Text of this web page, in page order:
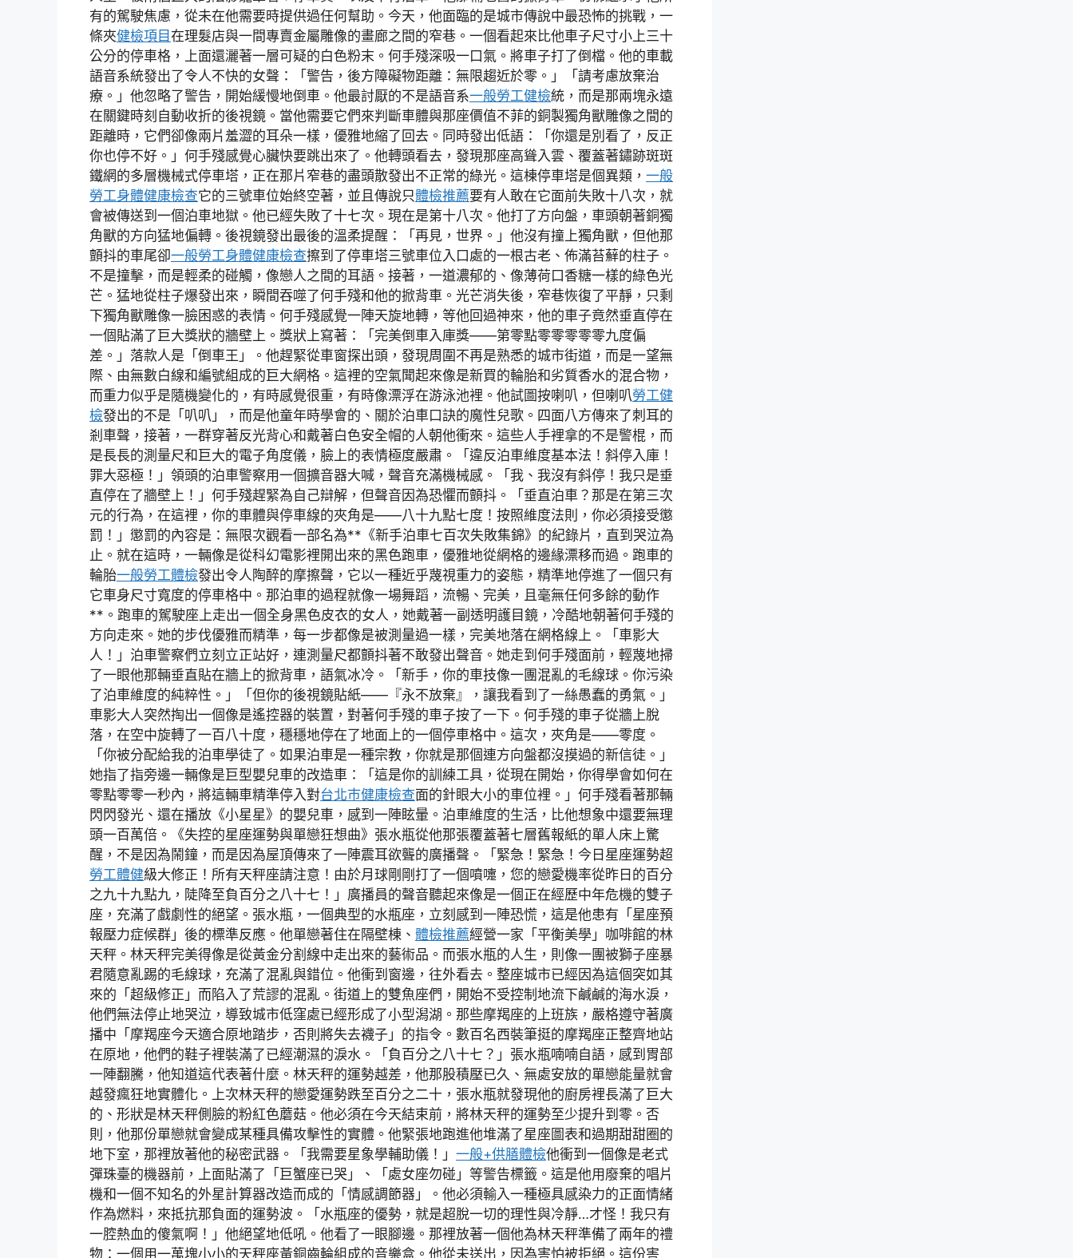
有的駕駛焦慮，從未在他需要時提供過任何幫助。今天，他面臨的是城市傳說中最恐怖的挑戰，一
條夾健檢項目 在理髮店與一間專賣金屬雕像的畫廊之間的窄巷。一個看起來比他車子尺寸小上三十
公分的停車格，上面還灑著一層可疑的白色粉末。何手殘深吸一口氣。將車子打了倒檔。他的車載
語音系統發出了令人不快的女聲：「警告，後方障礙物距離：無限趨近於零。」「請考慮放棄治
療。」他忽略了警告，開始緩慢地倒車。他最討厭的不是語音系一般勞工健檢統，而是那兩塊永遠
在關鍵時刻自動收折的後視鏡。當他需要它們來判斷車體與那座價值不菲的銅製獨角獸雕像之間的
距離時，它們卻像兩片羞澀的耳朵一樣，優雅地縮了回去。同時發出低語：「你還是別看了，反正
你也停不好。」何手殘感覺心臟快要跳出來了。他轉頭看去，發現那座高聳入雲、覆蓋著鏽跡斑斑
鐵網的多層機械式停車塔，正在那片窄巷的盡頭散發出不正常的綠光。這棟停車塔是個異類， 一般
勞工身體健康檢查它的三號車位始終空著，並且傳說只體檢推薦要有人敢在它面前失敗十八次，就
會被傳送到一個泊車地獄。他已經失敗了十七次。現在是第十八次。他打了方向盤，車頭朝著銅獨
角獸的方向猛地偏轉。後視鏡發出最後的溫柔提醒：「再見，世界。」他沒有撞上獨角獸，但他那
顫抖的車尾卻一般勞工身體健康檢查擦到了停車塔三號車位入口處的一根古老、佈滿苔蘚的柱子。
不是撞擊，而是輕柔的碰觸，像戀人之間的耳語。接著，一道濃郁的、像薄荷口香糖一樣的綠色光
芒。猛地從柱子爆發出來，瞬間吞噬了何手殘和他的掀背車。光芒消失後，窄巷恢復了平靜，只剩
下獨角獸雕像一臉困惑的表情。何手殘感覺一陣天旋地轉，等他回過神來，他的車子竟然垂直停在
一個貼滿了巨大獎狀的牆壁上。獎狀上寫著：「完美倒車入庫獎——第零點零零零零零九度偏
差。」落款人是「倒車王」。他趕緊從車窗探出頭，發現周圍不再是熟悉的城市街道，而是一望無
際、由無數白線和編號組成的巨大網格。這裡的空氣聞起來像是新買的輪胎和劣質香水的混合物，
而重力似乎是隨機變化的，有時感覺很重，有時像漂浮在游泳池裡。他試圖按喇叭，但喇叭勞工健
檢發出的不是「叭叭」，而是他童年時學會的、關於泊車口訣的魔性兒歌。四面八方傳來了刺耳的
剎車聲，接著，一群穿著反光背心和戴著白色安全帽的人朝他衝來。這些人手裡拿的不是警棍，而
是長長的測量尺和巨大的電子角度儀，臉上的表情極度嚴肅。「違反泊車維度基本法！斜停入庫！
罪大惡極！」領頭的泊車警察用一個擴音器大喊，聲音充滿機械感。「我、我沒有斜停！我只是垂
直停在了牆壁上！」何手殘趕緊為自己辯解，但聲音因為恐懼而顫抖。「垂直泊車？那是在第三次
元的行為，在這裡，你的車體與停車線的夾角是——八十九點七度！按照維度法則，你必須接受懲
罰！」懲罰的內容是：無限次觀看一部名為**《新手泊車七百次失敗集錦》的紀錄片，直到哭泣為
止。就在這時，一輛像是從科幻電影裡開出來的黑色跑車，優雅地從網格的邊緣漂移而過。跑車的
輪胎一般勞工體檢發出令人陶醉的摩擦聲，它以一種近乎蔑視重力的姿態，精準地停進了一個只有
它車身尺寸寬度的停車格中。那泊車的過程就像一場舞蹈，流暢、完美，且毫無任何多餘的動作
**。跑車的駕駛座上走出一個全身黑色皮衣的女人，她戴著一副透明護目鏡，冷酷地朝著何手殘的
方向走來。她的步伐優雅而精準，每一步都像是被測量過一樣，完美地落在網格線上。「車影大
人！」泊車警察們立刻立正站好，連測量尺都顫抖著不敢發出聲音。她走到何手殘面前，輕蔑地掃
了一眼他那輛垂直貼在牆上的掀背車，語氣冰冷。「新手，你的車技像一團混亂的毛線球。你污染
了泊車維度的純粹性。」「但你的後視鏡貼紙——『永不放棄』，讓我看到了一絲愚蠢的勇氣。」
車影大人突然掏出一個像是遙控器的裝置，對著何手殘的車子按了一下。何手殘的車子從牆上脫
落，在空中旋轉了一百八十度，穩穩地停在了地面上的一個停車格中。這次，夾角是——零度。
「你被分配給我的泊車學徒了。如果泊車是一種宗教，你就是那個連方向盤都沒摸過的新信徒。」
她指了指旁邊一輛像是巨型嬰兒車的改造車：「這是你的訓練工具，從現在開始，你得學會如何在
零點零零一秒內，將這輛車精準停入對台北巿健康檢查面的針眼大小的車位裡。」何手殘看著那輛
閃閃發光、還在播放《小星星》的嬰兒車，感到一陣眩暈。泊車維度的生活，比他想象中還要無理
頭一百萬倍。《失控的星座運勢與單戀狂想曲》張水瓶從他那張覆蓋著七層舊報紙的單人床上驚
醒，不是因為鬧鐘，而是因為屋頂傳來了一陣震耳欲聾的廣播聲。「緊急！緊急！今日星座運勢超
勞工體健級大修正！所有天秤座請注意！由於月球剛剛打了一個噴嚏，您的戀愛機率從昨日的百分
之九十九點九，陡降至負百分之八十七！」廣播員的聲音聽起來像是一個正在經歷中年危機的雙子
座，充滿了戲劇性的絕望。張水瓶，一個典型的水瓶座，立刻感到一陣恐慌，這是他患有「星座預
報壓力症候群」後的標準反應。他單戀著住在隔壁棟、 體檢推薦經營一家「平衡美學」咖啡館的林
天秤。林天秤完美得像是從黃金分割線中走出來的藝術品。而張水瓶的人生，則像一團被獅子座暴
君隨意亂踢的毛線球，充滿了混亂與錯位。他衝到窗邊，往外看去。整座城市已經因為這個突如其
來的「超級修正」而陷入了荒謬的混亂。街道上的雙魚座們，開始不受控制地流下鹹鹹的海水淚，
他們無法停止地哭泣，導致城市低窪處已經形成了小型潟湖。那些摩羯座的上班族，嚴格遵守著廣
播中「摩羯座今天適合原地踏步，否則將失去襪子」的指令。數百名西裝筆挺的摩羯座正整齊地站
在原地，他們的鞋子裡裝滿了已經潮濕的淚水。「負百分之八十七？」張水瓶喃喃自語，感到胃部
一陣翻騰，他知道這代表著什麼。林天秤的運勢越差，他那股積壓已久、無處安放的單戀能量就會
越發瘋狂地實體化。上次林天秤的戀愛運勢跌至百分之二十，張水瓶就發現他的廚房裡長滿了巨大
的、形狀是林天秤側臉的粉紅色蘑菇。他必須在今天結束前，將林天秤的運勢至少提升到零。否
則，他那份單戀就會變成某種具備攻擊性的實體。他緊張地跑進他堆滿了星座圖表和過期甜甜圈的
地下室，那裡放著他的秘密武器。「我需要星象學輔助儀！」 一般+供膳體檢他衝到一個像是老式
彈珠臺的機器前，上面貼滿了「巨蟹座已哭」、「處女座勿碰」等警告標籤。這是他用廢棄的唱片
機和一個不知名的外星計算器改造而成的「情感調節器」。他必須輸入一種極具感染力的正面情緒
作為燃料，來抵抗那負面的運勢波。「水瓶座的優勢，就是超脫一切的理性與冷靜…才怪！我只有
一腔熱血的傻氣啊！」他絕望地低吼。他看了一眼腳邊。那裡放著一個他為林天秤準備了兩年的禮
物：一個用一萬塊小小的天秤座黃銅齒輪組成的音樂盒。他從未送出，因為害怕被拒絕。這份害